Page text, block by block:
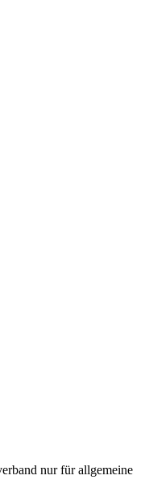
nur für allgemeine